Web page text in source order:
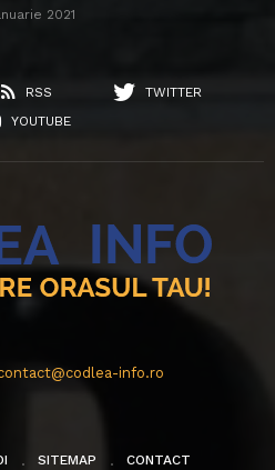
2021
RSS
TWITTER
YOUTUBE
info.ro
SITEMAP CONTACT